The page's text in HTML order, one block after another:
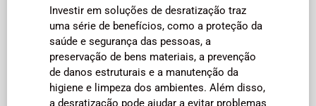
Investir em soluções de desratização traz
uma série de benefícios, como a proteção da
saúde e segurança das pessoas, a
preservação de bens materiais, a prevenção
de danos estruturais e a manutenção da
higiene e limpeza dos ambientes. Além disso,
a desratização pode ajudar a evitar problemas